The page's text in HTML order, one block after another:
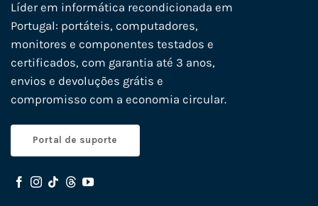
Líder em informática recondicionada em
Portugal: portáteis, computadores,
monitores e componentes testados e
certificados, com garantia até 3 anos,
envios e devoluções grátis e
compromisso com a economia circular.
Portal de suporte